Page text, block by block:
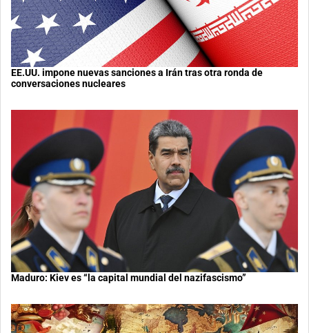
EE.UU. impone nuevas sanciones a Irán tras otra ronda de
conversaciones nucleares
Maduro: Kiev es “la capital mundial del nazifascismo”